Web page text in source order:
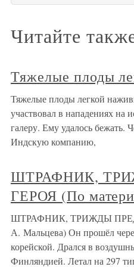
Читайте
Тяжелые плоды
Тяжелые плоды легкой
участвовал в нападениях на
галеру. Ему удалось бежать.
Индскую компанию,
ШТРАФНИК,
ГЕРОЯ (По
ШТРАФНИК, ТРИЖДЫ
А. Мальцева) Он прошёл
корейской. Дрался в
Финляндией. Летал на 297